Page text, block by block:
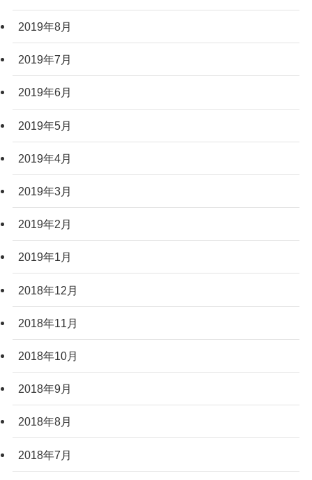
2019年8月
2019年7月
2019年6月
2019年5月
2019年4月
2019年3月
2019年2月
2019年1月
2018年12月
2018年11月
2018年10月
2018年9月
2018年8月
2018年7月